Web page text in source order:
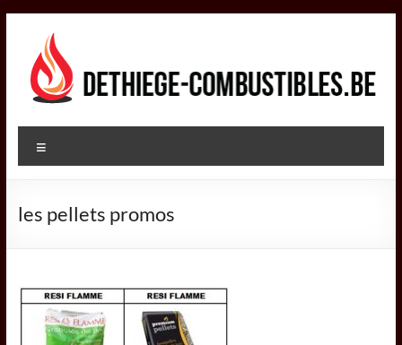
contenu
DETHIEGE
COMBUSTIBLES
dans
des
combustibles
les pellets promos